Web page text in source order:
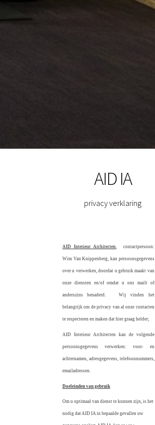
AID IA
privacy verklaring
AID Interieur Architecten, contactpersoon:
Wim Van Knippenberg, kan persoonsgegevens
over u verwerken, doordat u gebruik maakt van
onze diensten en/of omdat u ons mailt of
anderszins benaderd. Wij vinden het
belangrijk om de privacy van al onze contacten
te respecteren en maken dat hier graag helder;
AID Interieur Architecten kan de volgende
persoonsgegevens verwerken: voor- en
achternamen, adresgegevens, telefoonnummers,
emailadressen.
Doeleinden van gebruik
Om u optimaal van dienst te kunnen zijn, is het
nodig dat AID IA in bepaalde gevallen uw